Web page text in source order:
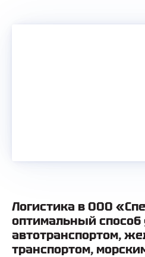
Логистика в ООО
оптимальный способ
автотранспортом,
транспортом,